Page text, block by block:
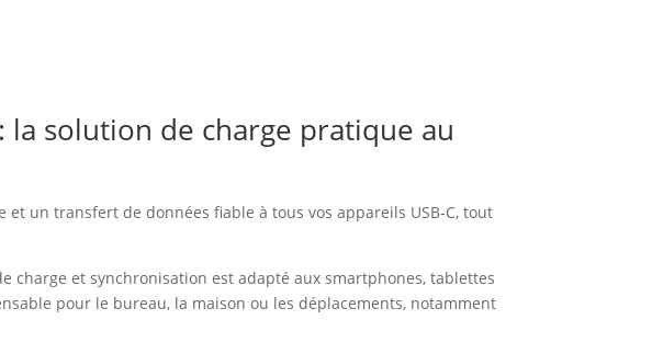
la solution de charge pratique au
un transfert de données fiable à tous vos appareils USB‑C, tout
charge et synchronisation est adapté aux smartphones, tablettes
pour le bureau, la maison ou les déplacements, notamment